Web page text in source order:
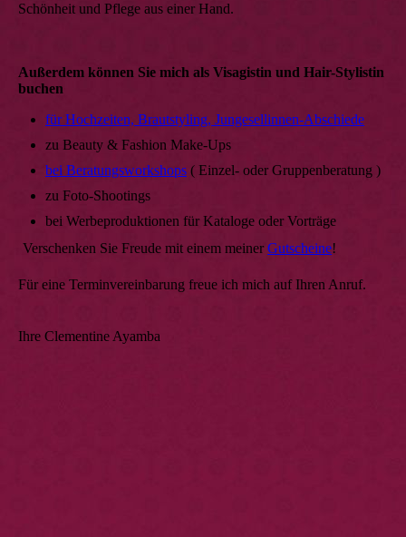
Schönheit und Pflege aus einer Hand.
Außerdem können Sie mich als Visagistin und Hair-Stylistin
buchen
für Hochzeiten, Brautstyling, Jungesellinnen-Abschiede
zu Beauty & Fashion Make-Ups
bei Beratungsworkshops ( Einzel- oder Gruppenberatung )
zu Foto-Shootings
bei Werbeproduktionen für Kataloge oder Vorträge
Verschenken Sie Freude mit einem meinerGutscheine!
Für eine Terminvereinbarung freue ich mich auf Ihren Anruf.
Ihre Clementine Ayamba